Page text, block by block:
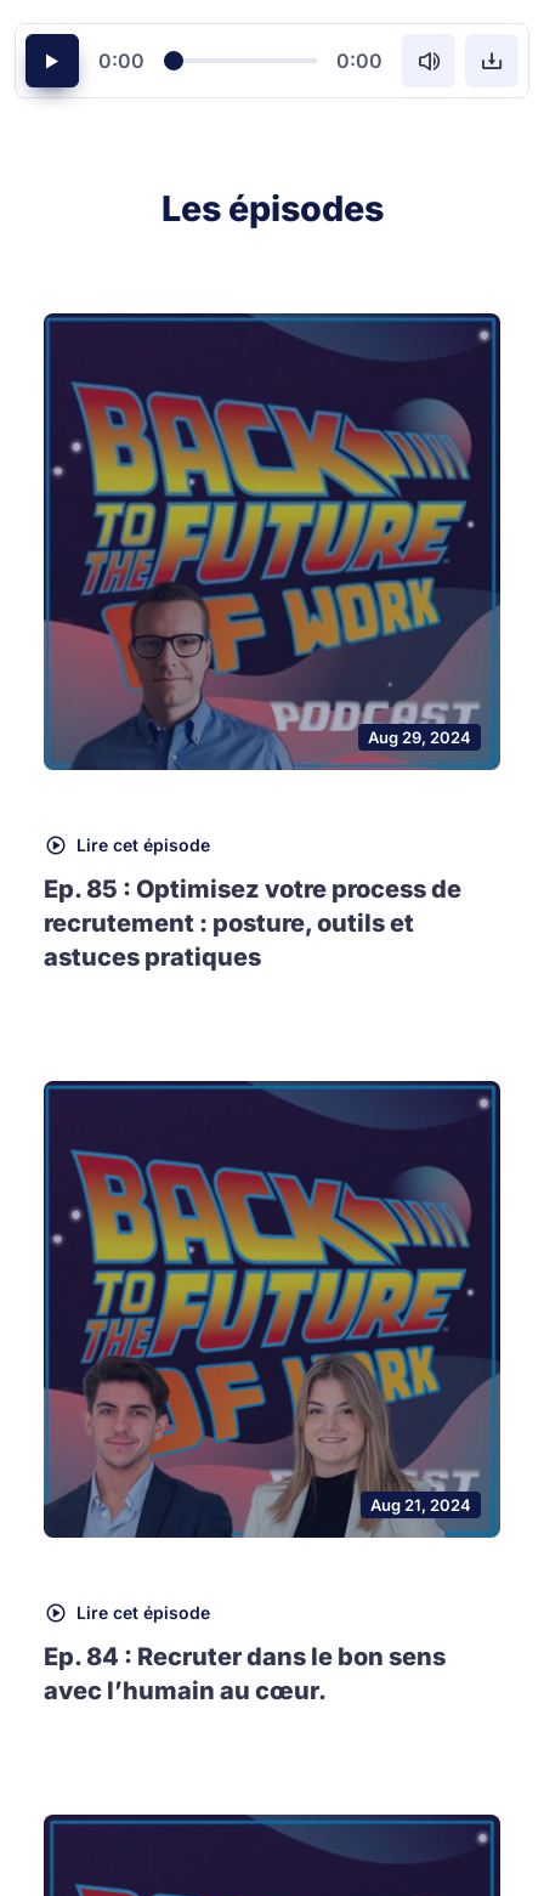
0:00 0:00
Les épisodes
Aug 29, 2024
Lire cet épisode
Ep. 85 : Optimisez votre process de
recrutement : posture, outils et
astuces pratiques
Aug 21, 2024
Lire cet épisode
Ep. 84 : Recruter dans le bon sens
avec l’humain au cœur.